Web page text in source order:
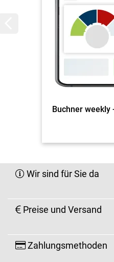
Wir sind für Sie da
Preise und Versand
Zahlungsmethoden